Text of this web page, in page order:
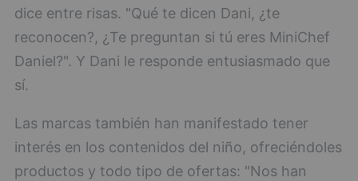
dice entre risas. "Qué te dicen Dani, ¿te
reconocen?, ¿Te preguntan si tú eres MiniChef
Daniel?". Y Dani le responde entusiasmado que
sí.
Las marcas también han manifestado tener
interés en los contenidos del niño, ofreciéndoles
productos y todo tipo de ofertas: "Nos han